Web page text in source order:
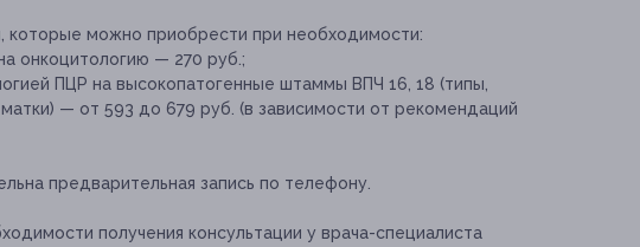
которые можно приобрести при необходимости:
онкоцитологию — 270 руб.;
ПЦР на высокопатогенные штаммы ВПЧ 16, 18 (типы,
— от 593 до 679 руб. (в зависимости от рекомендаций
предварительная запись по телефону.
получения консультации у врача-специалиста